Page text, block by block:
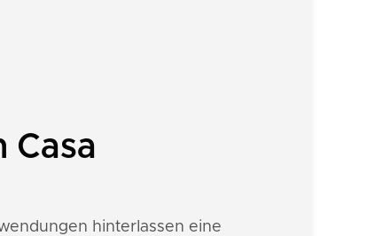
Casa
hinterlassen eine